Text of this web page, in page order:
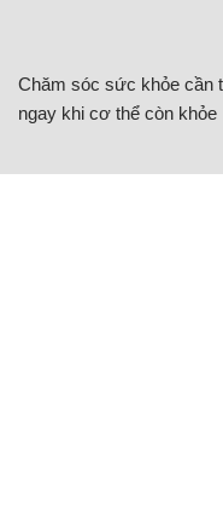
Chăm sóc sức khỏe cần
ngay khi cơ thể còn khỏe